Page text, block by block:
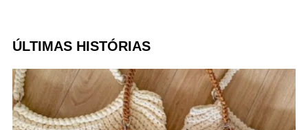
ÚLTIMAS HISTÓRIAS